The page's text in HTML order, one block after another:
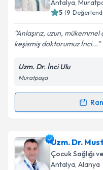
Kişisel
kapsamda
Antalya,
5 (9
Anlaşırız, uzun, mükemmel
keşismiş doktorumuz İnci...
Uzm. Dr. İnci Ulu
Muratpaşa
Randevu
Uzm. Dr. İnci Ulu
oluşturun. Size bu
takvim
Uzm. Dr.
Çocuk Sağlığı
Antalya, Alanya